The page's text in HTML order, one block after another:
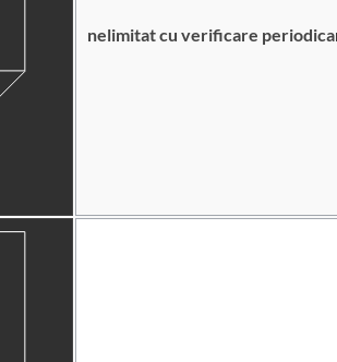
nelimitat cu verificare periodica